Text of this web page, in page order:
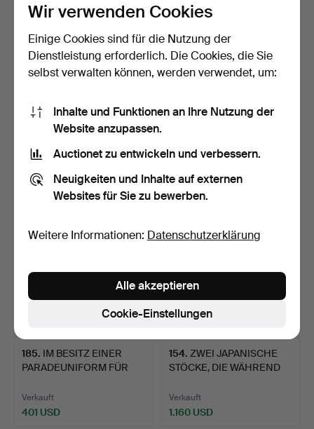
190 .
ZWEI
EMAILSCHILDER VON
LOUIS PALANDERS VEG…
Verkauft
1.477 USD
158 GEDENKTAFEL UND
359 USD
185. IM BESITZ EINER
PARADEUNIFORM FÜR
Verkauft
401 USD
154. ZWEI JAPANISCHE
STÖCKE, DIE WÄHREND
Verkauft
1.160 USD
Wir verwenden Cookies
Einige Cookies sind für die Nutzung der
Dienstleistung erforderlich. Die Cookies, die Sie
selbst verwalten können, werden verwendet, um:
Inhalte und Funktionen an Ihre Nutzung der
Website anzupassen.
Auctionet zu entwickeln und verbessern.
Neuigkeiten und Inhalte auf externen
Websites für Sie zu bewerben.
Weitere Informationen: Datenschutzerklärung
Cookie-Einstellungen
Alle akzeptieren